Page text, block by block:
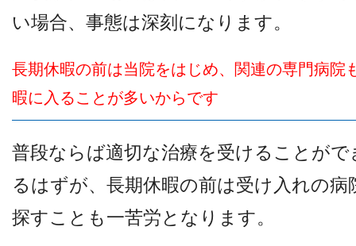
い場合、事態は深刻になります。
長期休暇の前は当院をはじめ、関連の専門病院
暇に入ることが多いからです
普段ならば適切な治療を受けることがで
るはずが、長期休暇の前は受け入れの病
探すことも一苦労となります。